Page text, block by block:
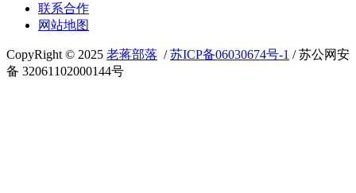
联系合作
网站地图
CopyRight © 2025 老蒋部落 /苏ICP备06030674号-1 / 苏公网安
备 32061102000144号